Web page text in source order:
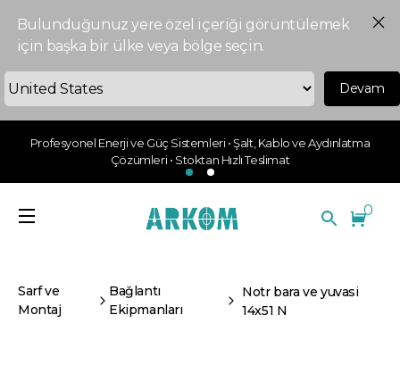
Bulunduğunuz yere özel içeriği görüntülemek
için başka bir ülke veya bölge seçin.
Devam
Profesyonel Enerji ve Güç Sistemleri • Şalt, Kablo ve Aydınlatma
Çözümleri • Stoktan Hızlı Teslimat
0
Sarf ve
Montaj
Bağlantı
Ekipmanları
Notr bara ve yuvasi
14x51 N